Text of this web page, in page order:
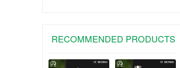
RECOMMENDED PRODUCTS